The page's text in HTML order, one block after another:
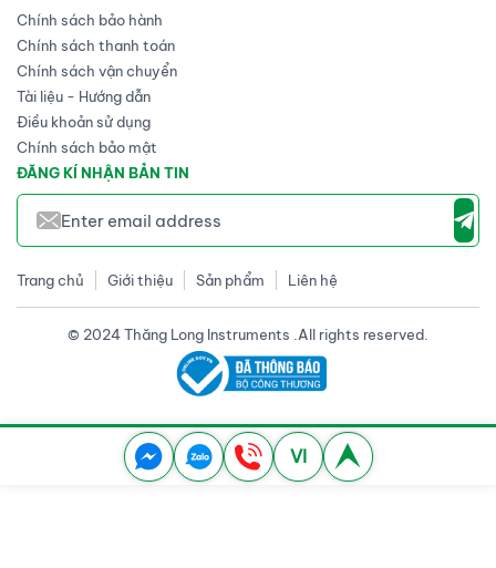
Chính sách bảo hành
Chính sách thanh toán
Chính sách vận chuyển
Tài liệu - Hướng dẫn
Điều khoản sử dụng
Chính sách bảo mật
ĐĂNG KÍ NHẬN BẢN TIN
Trang chủ Giới thiệu Sản phẩm Liên hệ
© 2024 Thăng Long Instruments .All rights reserved.
VI